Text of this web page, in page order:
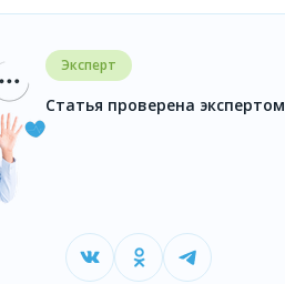
Эксперт
Статья проверена экспертом